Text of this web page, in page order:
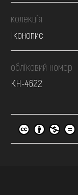
колекція
Іконопис
обліковий номер
КН-4622